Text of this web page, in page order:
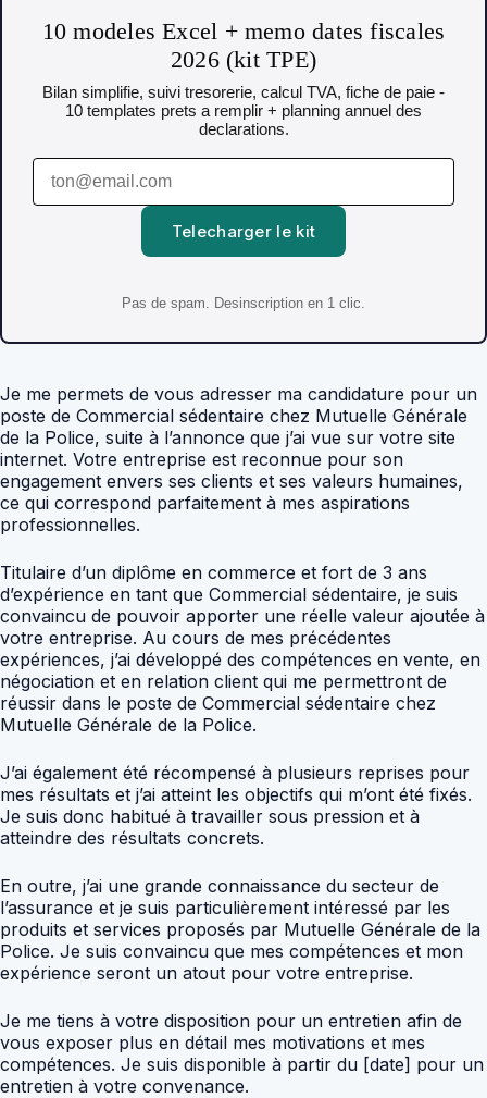
10 modeles Excel + memo dates fiscales
2026 (kit TPE)
Bilan simplifie, suivi tresorerie, calcul TVA, fiche de paie -
10 templates prets a remplir + planning annuel des
declarations.
Telecharger le kit
Pas de spam. Desinscription en 1 clic.
Je me permets de vous adresser ma candidature pour un
poste de Commercial sédentaire chez Mutuelle Générale
de la Police, suite à l’annonce que j’ai vue sur votre site
internet. Votre entreprise est reconnue pour son
engagement envers ses clients et ses valeurs humaines,
ce qui correspond parfaitement à mes aspirations
professionnelles.
Titulaire d’un diplôme en commerce et fort de 3 ans
d’expérience en tant que Commercial sédentaire, je suis
convaincu de pouvoir apporter une réelle valeur ajoutée à
votre entreprise. Au cours de mes précédentes
expériences, j’ai développé des compétences en vente, en
négociation et en relation client qui me permettront de
réussir dans le poste de Commercial sédentaire chez
Mutuelle Générale de la Police.
J’ai également été récompensé à plusieurs reprises pour
mes résultats et j’ai atteint les objectifs qui m’ont été fixés.
Je suis donc habitué à travailler sous pression et à
atteindre des résultats concrets.
En outre, j’ai une grande connaissance du secteur de
l’assurance et je suis particulièrement intéressé par les
produits et services proposés par Mutuelle Générale de la
Police. Je suis convaincu que mes compétences et mon
expérience seront un atout pour votre entreprise.
Je me tiens à votre disposition pour un entretien afin de
vous exposer plus en détail mes motivations et mes
compétences. Je suis disponible à partir du [date] pour un
entretien à votre convenance.